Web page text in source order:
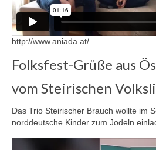
http://www.aniada.at/
Folksfest-Grüße aus
vom Steirischen
Das Trio Steirischer Brauch wollte im
norddeutsche Kinder zum Jodeln